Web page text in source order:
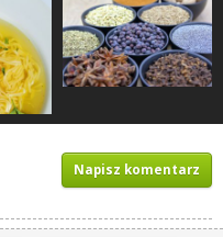
Napisz komentarz